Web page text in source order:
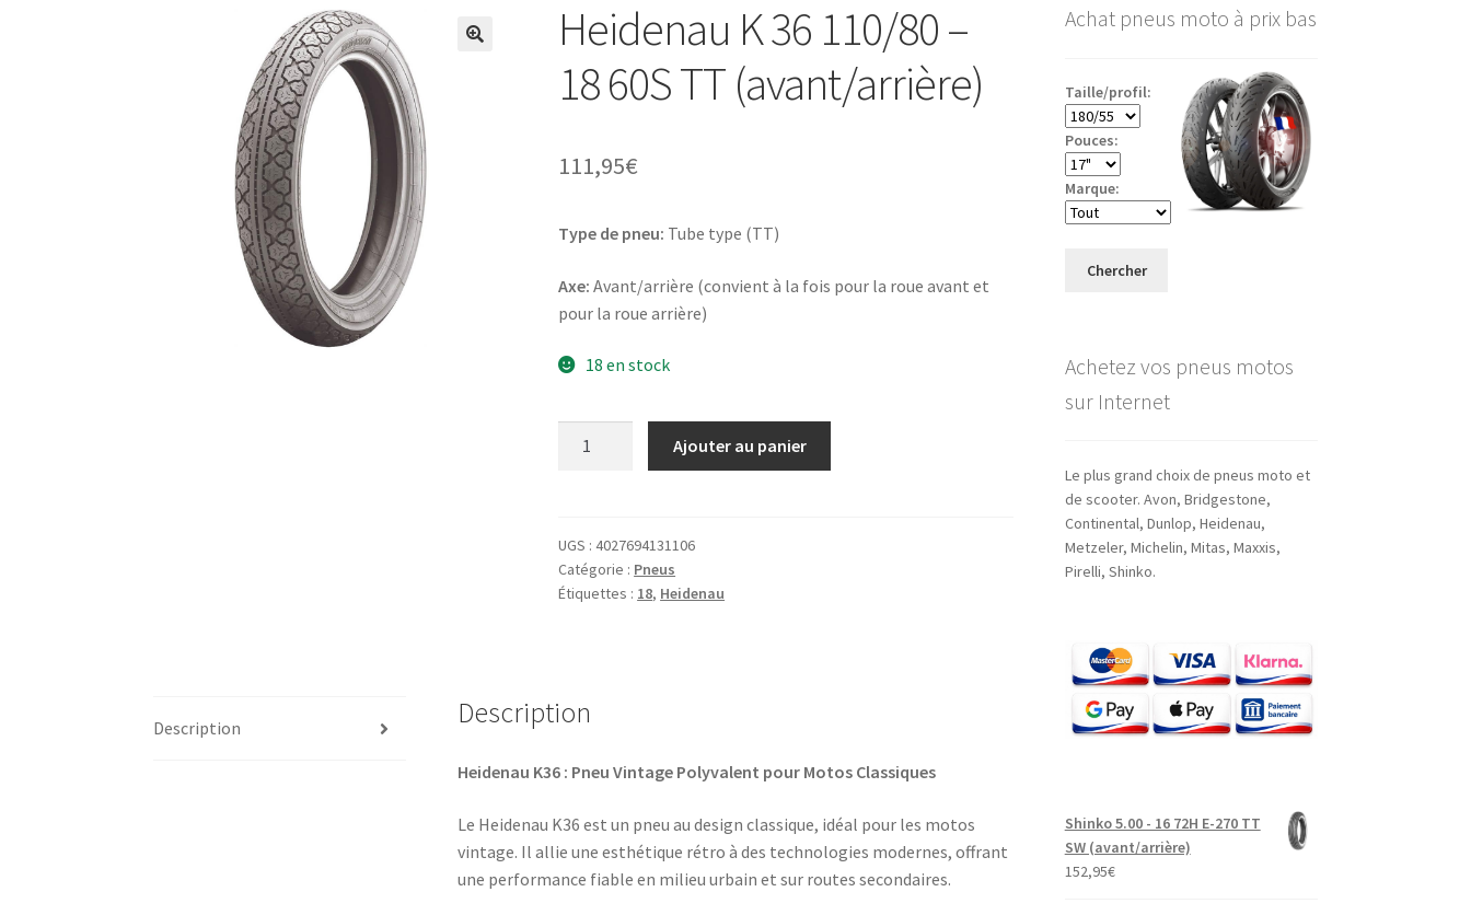
Heidenau K 36 110/80 –
18 60S TT (avant/arrière)
111,95€
Type de pneu: Tube type (TT)
Axe: Avant/arrière (convient à la fois pour la roue avant et
pour la roue arrière)
18 en stock
36
110/80
-
(avant/arrière)
Ajouter au panier
UGS :4027694131106
Catégorie : Pneus
Étiquettes : 18, Heidenau
Description Description
Heidenau K36 : Pneu Vintage Polyvalent pour Motos Classiques
Le Heidenau K36 est un pneu au design classique, idéal pour les motos
vintage. Il allie une esthétique rétro à des technologies modernes, offrant
une performance fiable en milieu urbain et sur routes secondaires.
Achat pneus moto à prix bas
Taille/profil:
Pouces:
Marque:
Chercher
Achetez vos pneus motos
sur Internet
Le plus grand choix de pneus moto et
de scooter. Avon, Bridgestone,
Continental, Dunlop, Heidenau,
Metzeler, Michelin, Mitas, Maxxis,
Pirelli, Shinko.
Shinko 5.00 - 16 72H E-270 TT
SW (avant/arrière)
152,95€